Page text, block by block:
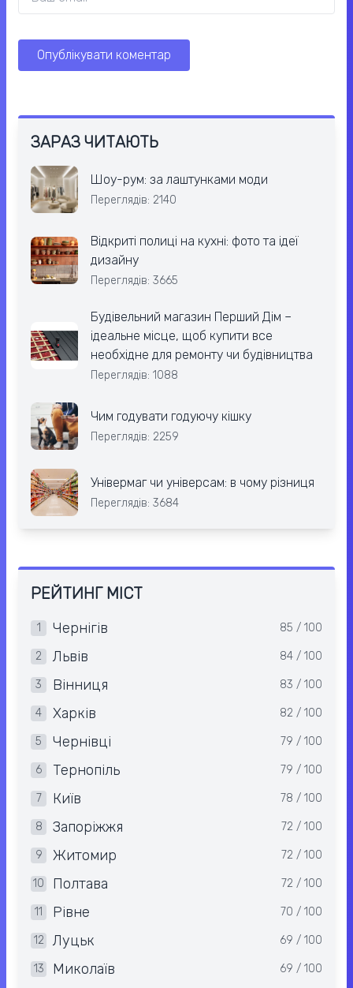
ЗАРАЗ ЧИТАЮТЬ
Шоу-рум: за лаштунками моди
Переглядів: 2140
Відкриті полиці на кухні: фото та ідеї
дизайну
Переглядів: 3665
Будівельний магазин Перший Дім –
ідеальне місце, щоб купити все
необхідне для ремонту чи будівництва
Переглядів: 1088
Чим годувати годуючу кішку
Переглядів: 2259
Універмаг чи універсам: в чому різниця
Переглядів: 3684
РЕЙТИНГ МІСТ
1 Чернігів 85 / 100
2 Львів 84 / 100
3 Вінниця 83 / 100
4 Харків 82 / 100
5 Чернівці 79 / 100
6 Тернопіль 79 / 100
7 Київ 78 / 100
8 Запоріжжя 72 / 100
9 Житомир 72 / 100
10 Полтава 72 / 100
11 Рівне 70 / 100
12 Луцьк 69 / 100
13 Миколаїв 69 / 100